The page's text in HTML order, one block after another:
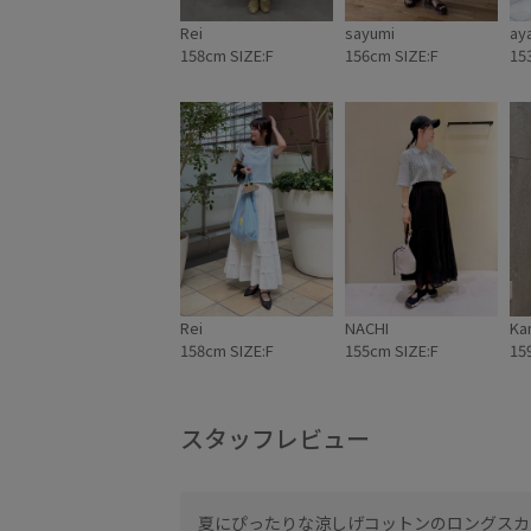
Rei
158cm SIZE:F
sayumi
156cm SIZE:F
Rei
158cm SIZE:F
NACHI
155cm SIZE:F
スタッフレビュー
夏にぴったりな涼しげコットンのロングス